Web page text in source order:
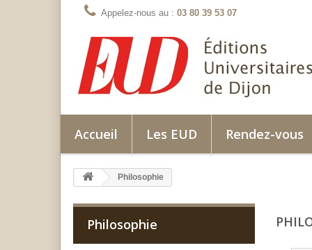
Appelez-nous au : 03 80 39 53 07
Accueil Les EUD Rendez-vous
Philosophie
Philosophie